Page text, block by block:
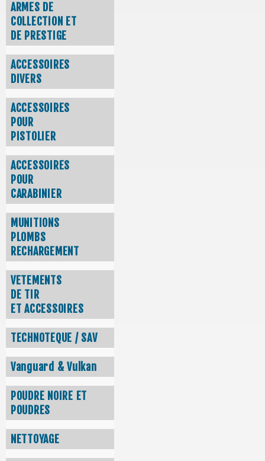
ARMES DE
COLLECTION ET
DE PRESTIGE
ACCESSOIRES
DIVERS
ACCESSOIRES
POUR
PISTOLIER
ACCESSOIRES
POUR
CARABINIER
MUNITIONS
PLOMBS
RECHARGEMENT
VETEMENTS
DE TIR
ET ACCESSOIRES
TECHNOTEQUE / SAV
Vanguard & Vulkan
POUDRE NOIRE ET
POUDRES
NETTOYAGE